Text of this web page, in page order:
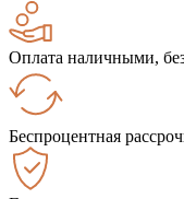
Оплата наличными,
Беспроцентная